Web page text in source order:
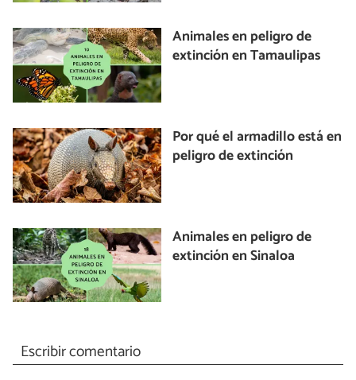
Animales en peligro de
extinción en Tamaulipas
Por qué el armadillo está en
peligro de extinción
Animales en peligro de
extinción en Sinaloa
Escribir comentario